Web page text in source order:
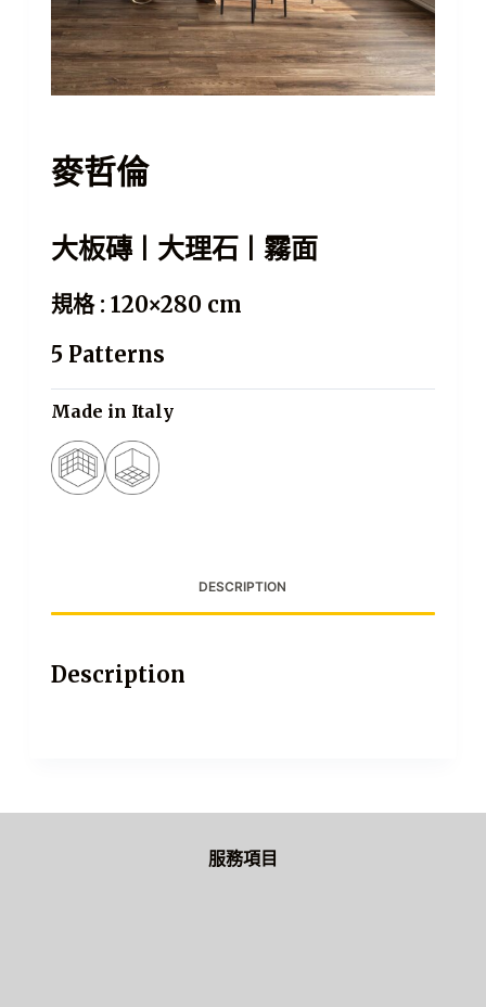
麥哲倫
大板磚 | 大理石 | 霧面
規格 : 120×280 cm
5 Patterns
Made in Italy
DESCRIPTION
Description
服務項目